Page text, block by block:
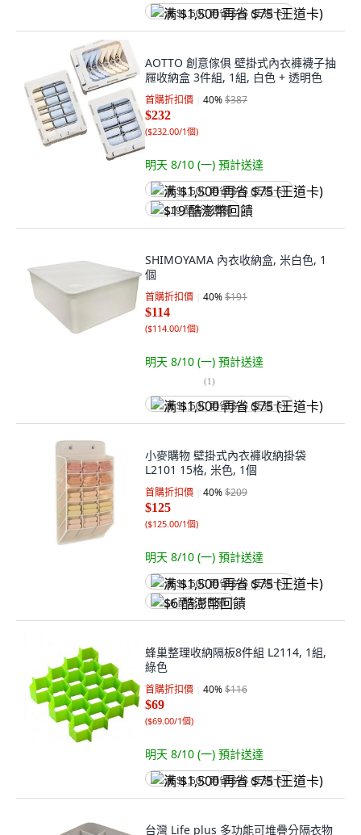
满 $1,500 再省 $75 (王道卡)
AOTTO 創意傢俱 壁掛式內衣褲襪子抽
屜收納盒 3件組, 1組, 白色 + 透明色
首購折扣價 40%$387
$232
($232.00/1個)
明天 8/10 (一) 預計送達
满 $1,500 再省 $75 (王道卡)
$19 酷澎幣回饋
SHIMOYAMA 內衣收納盒, 米白色, 1
個
首購折扣價 40%$191
$114
($114.00/1個)
明天 8/10 (一) 預計送達
(1)
满 $1,500 再省 $75 (王道卡)
小麥購物 壁掛式內衣褲收納掛袋
L2101 15格, 米色, 1個
首購折扣價 40%$209
$125
($125.00/1個)
明天 8/10 (一) 預計送達
满 $1,500 再省 $75 (王道卡)
$6 酷澎幣回饋
蜂巢整理收納隔板8件組 L2114, 1組,
綠色
首購折扣價 40%$116
$69
($69.00/1個)
明天 8/10 (一) 預計送達
满 $1,500 再省 $75 (王道卡)
台灣 Life plus 多功能可堆疊分隔衣物